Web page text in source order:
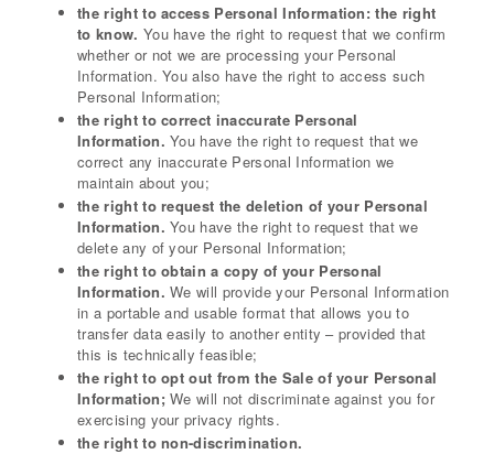
the right to access Personal Information: the right
to know. You have the right to request that we confirm
whether or not we are processing your Personal
Information. You also have the right to access such
Personal Information;
the right to correct inaccurate Personal
Information. You have the right to request that we
correct any inaccurate Personal Information we
maintain about you;
the right to request the deletion of your Personal
Information. You have the right to request that we
delete any of your Personal Information;
the right to obtain a copy of your Personal
Information. We will provide your Personal Information
in a portable and usable format that allows you to
transfer data easily to another entity – provided that
this is technically feasible;
the right to opt out from the Sale of your Personal
Information; We will not discriminate against you for
exercising your privacy rights.
the right to non-discrimination.